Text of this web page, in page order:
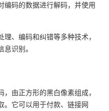
编码的数据进行解码，并使用
、编码和纠错等多种技术，
识别。
由正方形的黑白像素组成，
。它可以用于付款、链接网